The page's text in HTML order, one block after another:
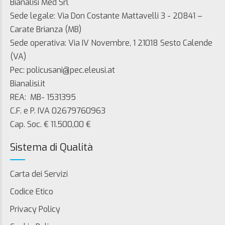
Sede legale: Via Don Costante Mattavelli 3 - 20841 –
Carate Brianza (MB)
Sede operativa: Via IV Novembre, 1 21018 Sesto Calende
(VA)
Pec: policusani@pec.eleusi.at
Bianalisi.it
REA: MB- 1531395
C.F. e P. IVA 02679760963
Cap. Soc. € 11.500,00 €
Sistema di Qualità
Carta dei Servizi
Codice Etico
Privacy Policy